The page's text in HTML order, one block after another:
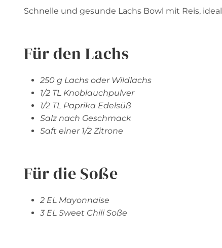
Schnelle und gesunde Lachs Bowl mit Reis,
Für den Lachs
250 g Lachs oder Wildlachs
1/2 TL Knoblauchpulver
1/2 TL Paprika Edelsüß
Salz nach Geschmack
Saft einer 1/2 Zitrone
Für die Soße
2 EL Mayonnaise
3 EL Sweet Chili Soße